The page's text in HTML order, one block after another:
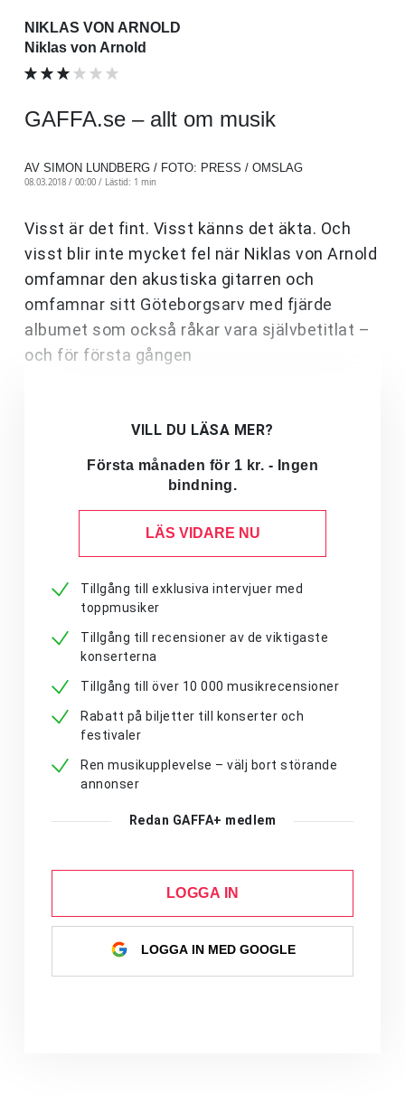
NIKLAS VON ARNOLD
Niklas von Arnold
GAFFA.se – allt om musik
AV SIMON LUNDBERG / FOTO: PRESS / OMSLAG
08.03.2018 / 00:00 / Lästid: 1 min
Visst är det fint. Visst känns det äkta. Och
visst blir inte mycket fel när Niklas von Arnold
omfamnar den akustiska gitarren och
omfamnar sitt Göteborgsarv med fjärde
albumet som också råkar vara självbetitlat –
och för första gången
VILL DU LÄSA MER?
Första månaden för 1 kr. - Ingen
bindning.
LÄS VIDARE NU
Tillgång till exklusiva intervjuer med
toppmusiker
Tillgång till recensioner av de viktigaste
konserterna
Tillgång till över 10 000 musikrecensioner
Rabatt på biljetter till konserter och
festivaler
Ren musikupplevelse – välj bort störande
annonser
Redan GAFFA+ medlem
LOGGA IN
LOGGA IN MED GOOGLE